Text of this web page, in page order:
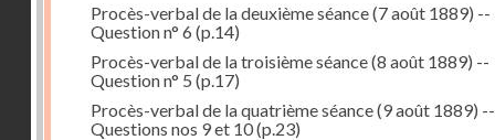
Procès-verbal de la deuxième séance (7 août 1889) --
Question n° 6 (p.14)
Procès-verbal de la troisième séance (8 août 1889) --
Question n° 5 (p.17)
Procès-verbal de la quatrième séance (9 août 1889) --
Questions nos 9 et 10(p.23)